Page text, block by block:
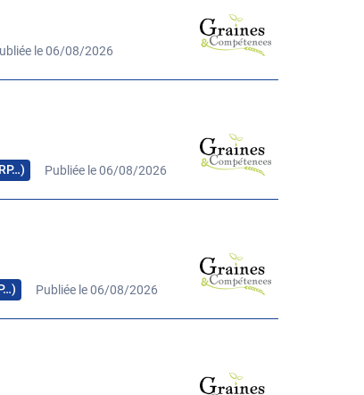
le 06/08/2026
Publiée le 06/08/2026
Publiée le 06/08/2026